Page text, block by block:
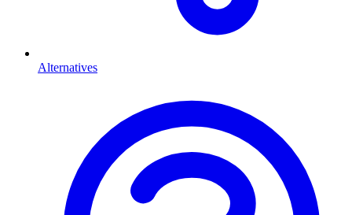
Alternatives